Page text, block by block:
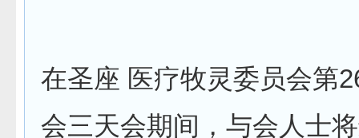
在圣座 医疗牧灵委员会第
会三天会期间，与会人士